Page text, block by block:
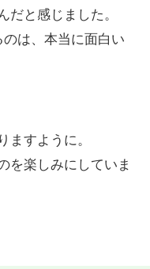
だと感じました。
は、本当に面白い
ますように。
を楽しみにしていま